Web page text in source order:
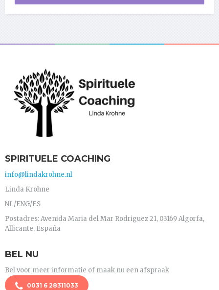
SPIRITUELE COACHING
info@lindakrohne.nl
Linda Krohne
NL/ENG/ES
Postadres: Avenida Maria del Mar Rodriguez 21, 03169 Algorfa,
Allicante, España
BEL NU
Bel voor meer informatie of maak nu een afspraak
0031 6 28311033